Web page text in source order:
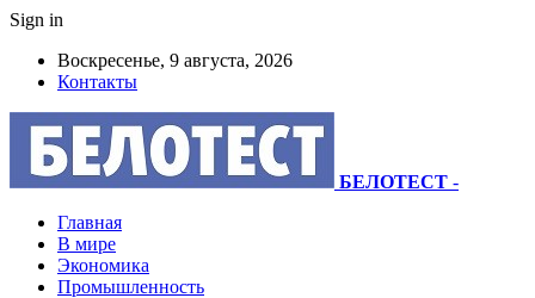
Sign in
Воскресенье, 9 августа, 2026
Контакты
БЕЛОТЕСТ -
Главная
В мире
Экономика
Промышленность